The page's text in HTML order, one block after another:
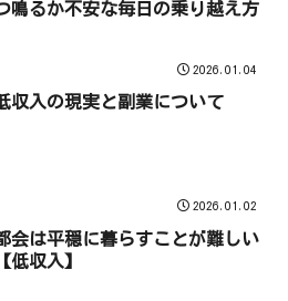
鳴るか不安な毎日の乗り越え方
2026.01.04
収入の現実と副業について
2026.01.02
会は平穏に暮らすことが難しい
【低収入】